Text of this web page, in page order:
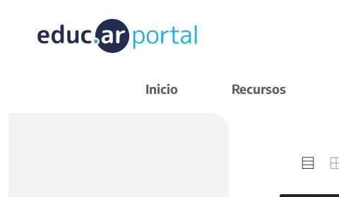
Inicio Recursos